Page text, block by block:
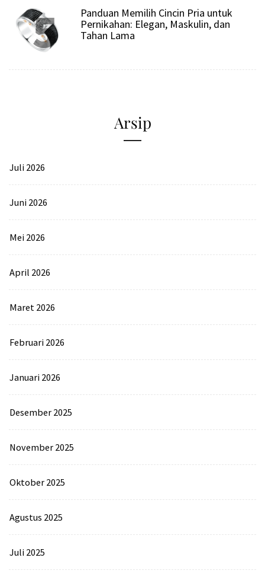
5
Panduan Memilih Cincin Pria untuk
Pernikahan: Elegan, Maskulin, dan
Tahan Lama
Arsip
Juli 2026
Juni 2026
Mei 2026
April 2026
Maret 2026
Februari 2026
Januari 2026
Desember 2025
November 2025
Oktober 2025
Agustus 2025
Juli 2025